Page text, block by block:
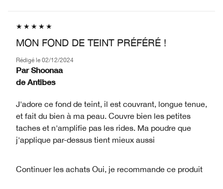
MON FOND DE TEINT PRÉFÉRÉ !
Rédigé le 02/12/2024
Par Shoonaa
de Antibes
J'adore ce fond de teint, il est couvrant, longue tenue,
et fait du bien à ma peau. Couvre bien les petites
taches et n'amplifie pas les rides. Ma poudre que
j'applique par-dessus tient mieux aussi
Continuer les achats Oui, je recommande ce produit